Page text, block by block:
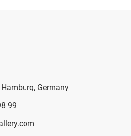
Germany
99